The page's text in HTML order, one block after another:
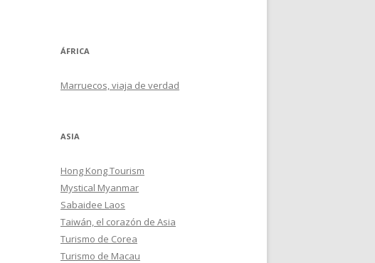
ÁFRICA
Marruecos, viaja de verdad
ASIA
Hong Kong Tourism
Mystical Myanmar
Sabaidee Laos
Taiwán, el corazón de Asia
Turismo de Corea
Turismo de Macau